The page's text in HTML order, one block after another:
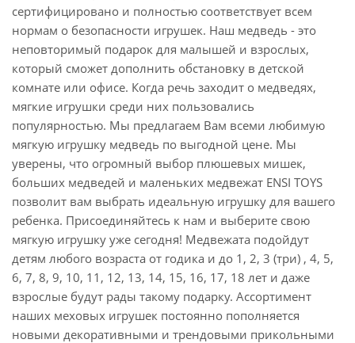
сертифицировано и полностью соответствует всем
нормам о безопасности игрушек. Наш медведь - это
неповторимый подарок для малышей и взрослых,
который сможет дополнить обстановку в детской
комнате или офисе. Когда речь заходит о медведях,
мягкие игрушки среди них пользовались
популярностью. Мы предлагаем Вам всеми любимую
мягкую игрушку медведь по выгодной цене. Мы
уверены, что огромный выбор плюшевых мишек,
больших медведей и маленьких медвежат ENSI TOYS
позволит вам выбрать идеальную игрушку для вашего
ребенка. Присоединяйтесь к нам и выберите свою
мягкую игрушку уже сегодня! Медвежата подойдут
детям любого возраста от годика и до 1, 2, 3 (три) , 4, 5,
6, 7, 8, 9, 10, 11, 12, 13, 14, 15, 16, 17, 18 лет и даже
взрослые будут рады такому подарку. Ассортимент
наших меховых игрушек постоянно пополняется
новыми декоративными и трендовыми прикольными